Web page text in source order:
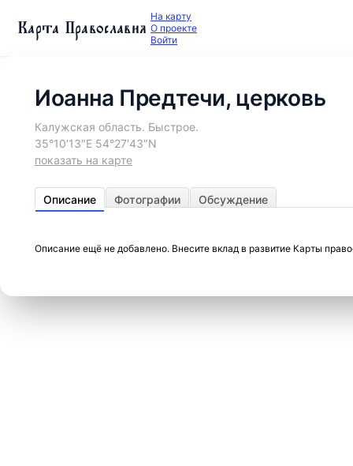
Карта Православия На карту
О проекте
Войти
Иоанна Предтечи, церковь
Калужская область. Быстрое.
35°10′13″E 54°27′43″N
показать на карте
Описание Фотографии Обсуждение
Описание ещё не добавлено. Внесите вклад в развитие Карты